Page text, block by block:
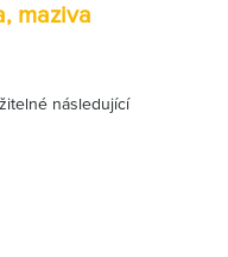
maziva
následující